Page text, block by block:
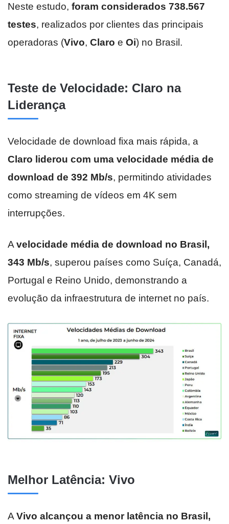
Neste estudo, foram considerados 738.567
testes, realizados por clientes das principais
operadoras (Vivo, Claro e Oi) no Brasil.
Teste de Velocidade: Claro na
Liderança
Velocidade de download fixa mais rápida, a
Claro liderou com uma velocidade média de
download de 392 Mb/s, permitindo atividades
como streaming de vídeos em 4K sem
interrupções.
A velocidade média de download no Brasil,
343 Mb/s, superou países como Suíça, Canadá,
Portugal e Reino Unido, demonstrando a
evolução da infraestrutura de internet no país.
Melhor Latência: Vivo
A Vivo alcançou a menor latência no Brasil,